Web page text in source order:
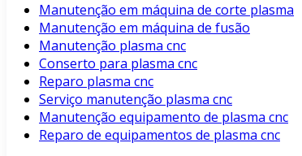
Manutenção em máquina de corte plasma
Manutenção em máquina de fusão
Manutenção plasma cnc
Conserto para plasma cnc
Reparo plasma cnc
Serviço manutenção plasma cnc
Manutenção equipamento de plasma cnc
Reparo de equipamentos de plasma cnc